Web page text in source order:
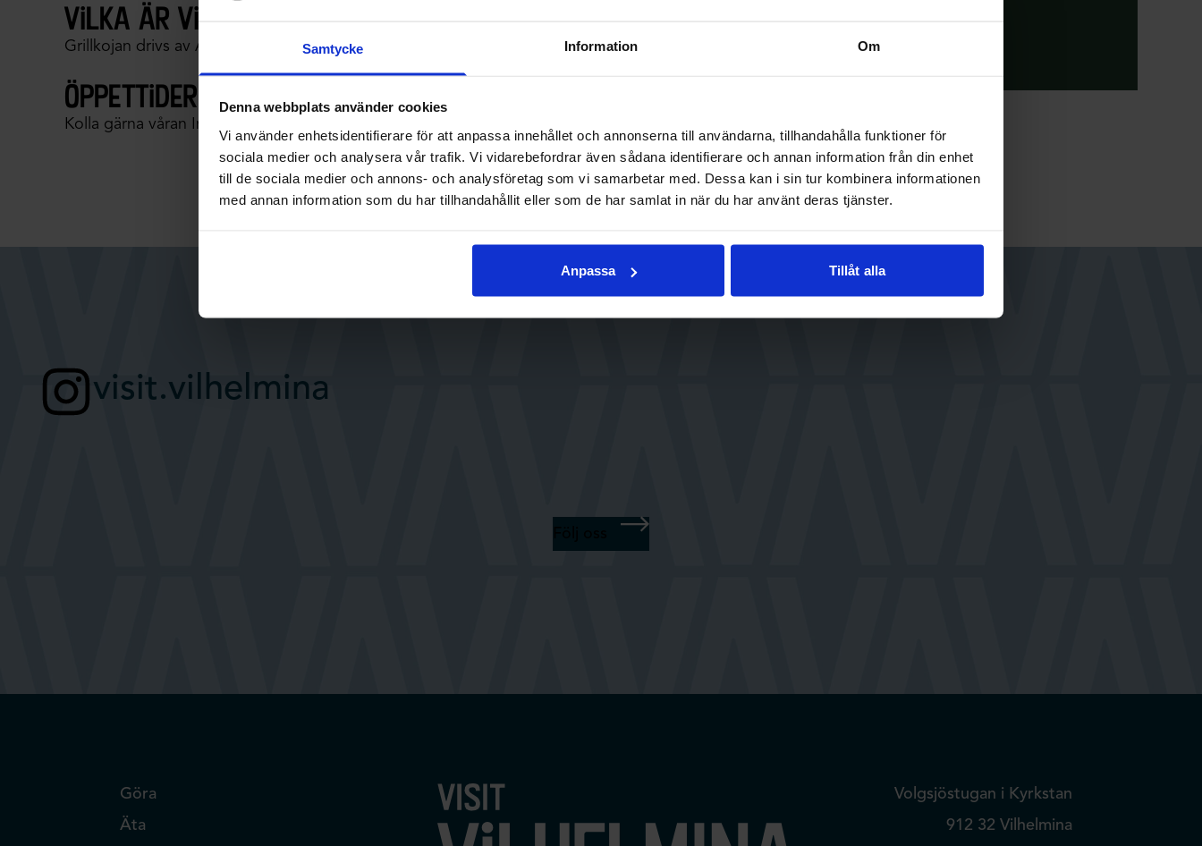
Samtycke Information Om
Denna webbplats använder cookies
Vi använder enhetsidentifierare för att anpassa innehållet och annonserna till användarna, tillhandahålla funktioner för
sociala medier och analysera vår trafik. Vi vidarebefordrar även sådana identifierare och annan information från din enhet
till de sociala medier och annons- och analysföretag som vi samarbetar med. Dessa kan i sin tur kombinera informationen
med annan information som du har tillhandahållit eller som de har samlat in när du har använt deras tjänster.
Anpassa Tillåt alla
vilka är vi?
Grillkojan drivs av Andreas från Lapplands Viltprodukter och Kristoffer @samiskakocken.
öppettider
Kolla gärna våran Instagram för öppettider.
Vägbeskrivning
visit.vilhelmina
Göra
Äta
Volgsjöstugan i Kyrkstan
912 32 Vilhelmina